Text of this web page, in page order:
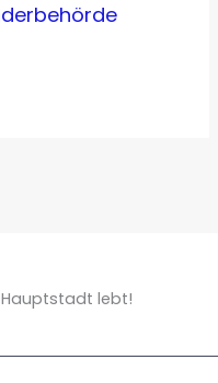
Hauptstadt lebt!